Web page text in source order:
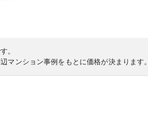
。
マンション事例をもとに価格が決まります。